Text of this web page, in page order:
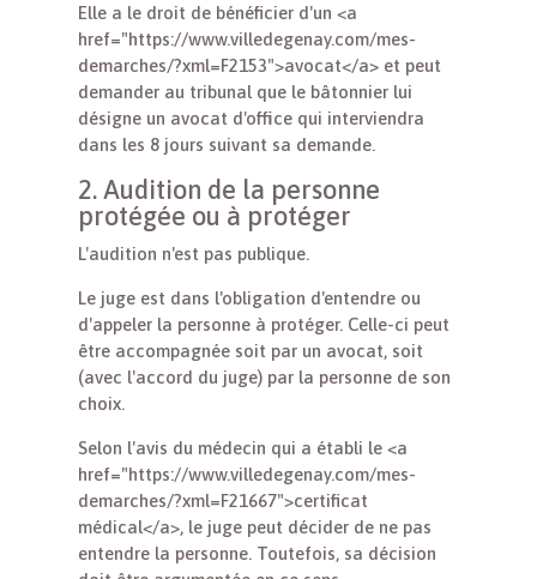
Elle a le droit de bénéficier d'un <a
href="https://www.villedegenay.com/mes-
demarches/?xml=F2153">avocat</a> et peut
demander au tribunal que le bâtonnier lui
désigne un avocat d'office qui interviendra
dans les 8 jours suivant sa demande.
2. Audition de la personne
protégée ou à protéger
L'audition n'est pas publique.
Le juge est dans l'obligation d'entendre ou
d'appeler la personne à protéger. Celle-ci peut
être accompagnée soit par un avocat, soit
(avec l'accord du juge) par la personne de son
choix.
Selon l'avis du médecin qui a établi le <a
href="https://www.villedegenay.com/mes-
demarches/?xml=F21667">certificat
médical</a>, le juge peut décider de ne pas
entendre la personne. Toutefois, sa décision